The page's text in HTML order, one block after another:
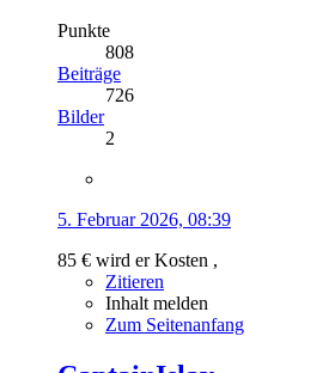
Punkte
808
Beiträge
726
Bilder
2
5. Februar 2026, 08:39
85 € wird er Kosten ,
Zitieren
Inhalt melden
Zum Seitenanfang